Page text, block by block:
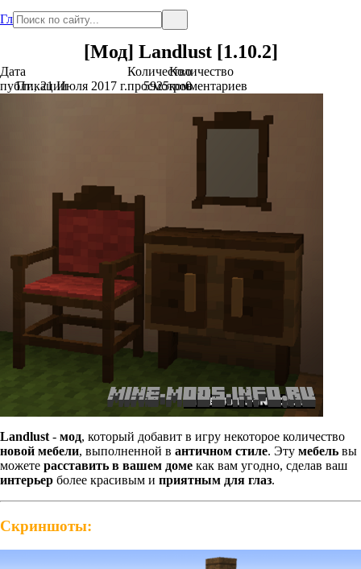
Главная
[Мод] Landlust [1.10.2]
Дата
публикации
Пт., 21 Июля 2017 г.
Количество
просмотров
5925
Количество
комментариев
0
Landlust - мод, который добавит в игру некоторое количество
новой мебели, выполненной в античном стиле. Эту мебель вы
можете расставить в вашем доме как вам угодно, сделав ваш
интерьер более красивым и приятным для глаз.
Скриншоты: